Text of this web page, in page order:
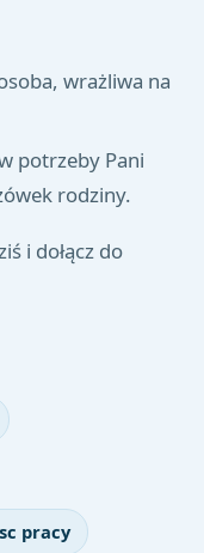
wrażliwa na
potrzeby Pani
rodziny.
i dołącz do
pracy